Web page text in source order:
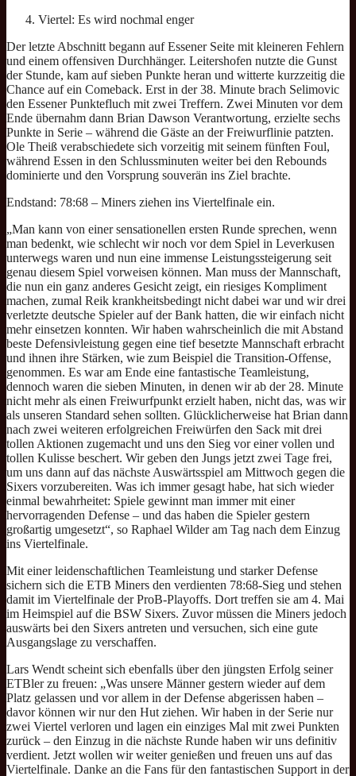
Viertel: Es wird nochmal enger
Der letzte Abschnitt begann auf Essener Seite mit kleineren Fehlern
und einem offensiven Durchhänger. Leitershofen nutzte die Gunst
der Stunde, kam auf sieben Punkte heran und witterte kurzzeitig die
Chance auf ein Comeback. Erst in der 38. Minute brach Selimovic
den Essener Punktefluch mit zwei Treffern. Zwei Minuten vor dem
Ende übernahm dann Brian Dawson Verantwortung, erzielte sechs
Punkte in Serie – während die Gäste an der Freiwurflinie patzten.
Ole Theiß verabschiedete sich vorzeitig mit seinem fünften Foul,
während Essen in den Schlussminuten weiter bei den Rebounds
dominierte und den Vorsprung souverän ins Ziel brachte.
Endstand: 78:68 – Miners ziehen ins Viertelfinale ein.
„Man kann von einer sensationellen ersten Runde sprechen, wenn
man bedenkt, wie schlecht wir noch vor dem Spiel in Leverkusen
unterwegs waren und nun eine immense Leistungssteigerung seit
genau diesem Spiel vorweisen können. Man muss der Mannschaft,
die nun ein ganz anderes Gesicht zeigt, ein riesiges Kompliment
machen, zumal Reik krankheitsbedingt nicht dabei war und wir drei
verletzte deutsche Spieler auf der Bank hatten, die wir einfach nicht
mehr einsetzen konnten. Wir haben wahrscheinlich die mit Abstand
beste Defensivleistung gegen eine tief besetzte Mannschaft erbracht
und ihnen ihre Stärken, wie zum Beispiel die Transition-Offense,
genommen. Es war am Ende eine fantastische Teamleistung,
dennoch waren die sieben Minuten, in denen wir ab der 28. Minute
nicht mehr als einen Freiwurfpunkt erzielt haben, nicht das, was wir
als unseren Standard sehen sollten. Glücklicherweise hat Brian dann
nach zwei weiteren erfolgreichen Freiwürfen den Sack mit drei
tollen Aktionen zugemacht und uns den Sieg vor einer vollen und
tollen Kulisse beschert. Wir geben den Jungs jetzt zwei Tage frei,
um uns dann auf das nächste Auswärtsspiel am Mittwoch gegen die
Sixers vorzubereiten. Was ich immer gesagt habe, hat sich wieder
einmal bewahrheitet: Spiele gewinnt man immer mit einer
hervorragenden Defense – und das haben die Spieler gestern
großartig umgesetzt“, so Raphael Wilder am Tag nach dem Einzug
ins Viertelfinale.
Mit einer leidenschaftlichen Teamleistung und starker Defense
sichern sich die ETB Miners den verdienten 78:68-Sieg und stehen
damit im Viertelfinale der ProB-Playoffs. Dort treffen sie am 4. Mai
im Heimspiel auf die BSW Sixers. Zuvor müssen die Miners jedoch
auswärts bei den Sixers antreten und versuchen, sich eine gute
Ausgangslage zu verschaffen.
Lars Wendt scheint sich ebenfalls über den jüngsten Erfolg seiner
ETBler zu freuen: „Was unsere Männer gestern wieder auf dem
Platz gelassen und vor allem in der Defense abgerissen haben –
davor können wir nur den Hut ziehen. Wir haben in der Serie nur
zwei Viertel verloren und lagen ein einziges Mal mit zwei Punkten
zurück – den Einzug in die nächste Runde haben wir uns definitiv
verdient. Jetzt wollen wir weiter genießen und freuen uns auf das
Viertelfinale. Danke an die Fans für den fantastischen Support in der